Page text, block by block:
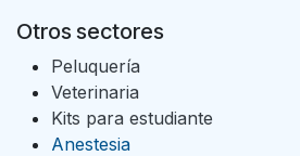
Otros sectores
Peluquería
Veterinaria
Kits para estudiante
Anestesia